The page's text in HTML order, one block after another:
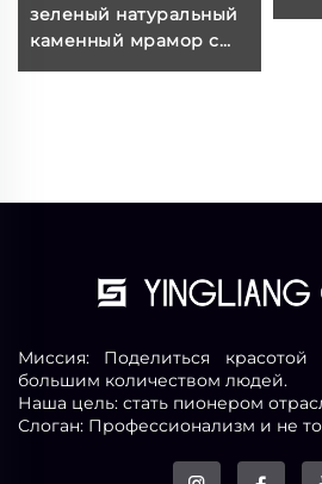
зеленый натуральный
каменный мрамор с
коричнево-серыми и
Миссия: Поделиться
большим количеством людей.
Наша цель: стать пионером
Слоган: Профессионализм и не